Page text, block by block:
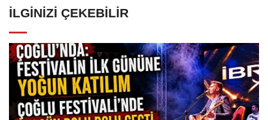
İLGINIZI ÇEKEBILIR